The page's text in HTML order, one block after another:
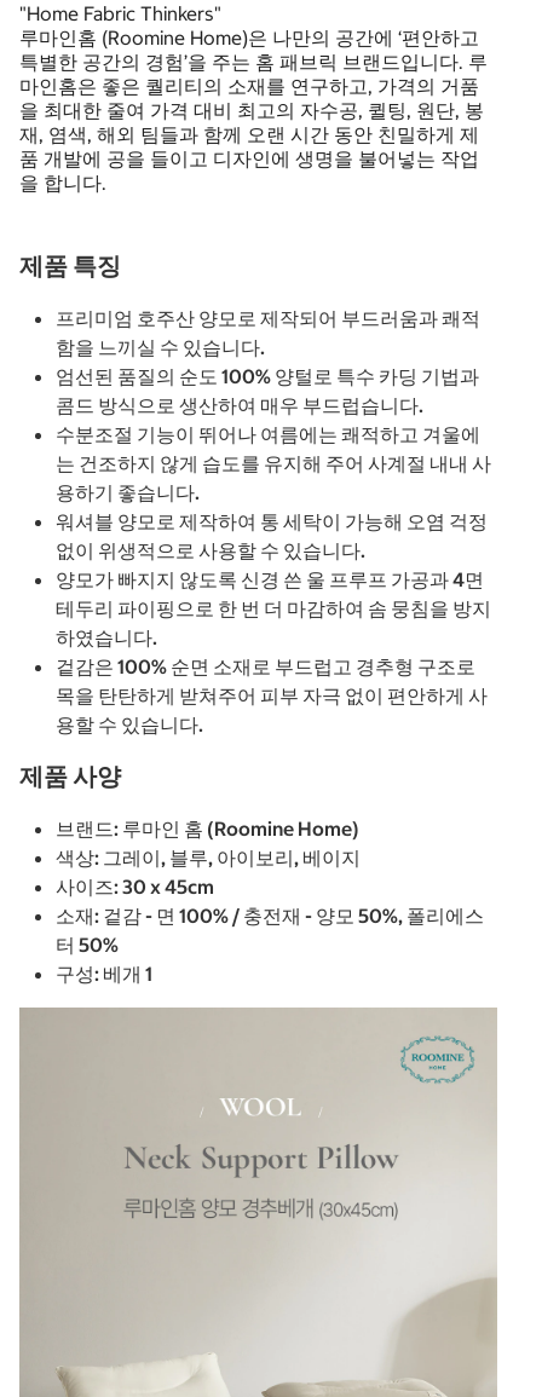
"Home Fabric Thinkers"
루마인홈 (Roomine Home)은 나만의 공간에 ‘편안하고
특별한 공간의 경험’을 주는 홈 패브릭 브랜드입니다. 루
마인홈은 좋은 퀄리티의 소재를 연구하고, 가격의 거품
을 최대한 줄여 가격 대비 최고의 자수공, 퀼팅, 원단, 봉
재, 염색, 해외 팀들과 함께 오랜 시간 동안 친밀하게 제
품 개발에 공을 들이고 디자인에 생명을 불어넣는 작업
을 합니다.
제품 특징
프리미엄 호주산 양모로 제작되어 부드러움과 쾌적
함을 느끼실 수 있습니다.
엄선된 품질의 순도 100% 양털로 특수 카딩 기법과
콤드 방식으로 생산하여 매우 부드럽습니다.
수분조절 기능이 뛰어나 여름에는 쾌적하고 겨울에
는 건조하지 않게 습도를 유지해 주어 사계절 내내 사
용하기 좋습니다.
워셔블 양모로 제작하여 통 세탁이 가능해 오염 걱정
없이 위생적으로 사용할 수 있습니다.
양모가 빠지지 않도록 신경 쓴 울 프루프 가공과 4면
테두리 파이핑으로 한 번 더 마감하여 솜 뭉침을 방지
하였습니다.
겉감은 100% 순면 소재로 부드럽고 경추형 구조로
목을 탄탄하게 받쳐주어 피부 자극 없이 편안하게 사
용할 수 있습니다.
제품 사양
브랜드: 루마인 홈 (Roomine Home)
색상: 그레이, 블루, 아이보리, 베이지
사이즈: 30 x 45cm
소재: 겉감 - 면 100% / 충전재 - 양모 50%, 폴리에스
터 50%
구성: 베개 1